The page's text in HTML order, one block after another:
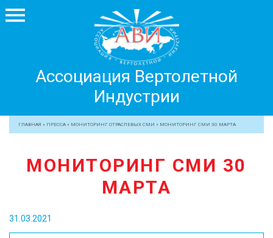
Ассоциация Вертолетной
Индустрии
Вертолетной
Индустрии
+7 499 755 99 29
ЧЛЕНЫ АВИ
ЖУРНАЛ
ГЛАВНАЯ » ПРЕССА » МОНИТОРИНГ ОТРАСЛЕВЫХ СМИ » МОНИТОРИНГ СМИ 30 МАРТА
МОНИТОРИНГ СМИ 30
МАРТА
31.03.2021